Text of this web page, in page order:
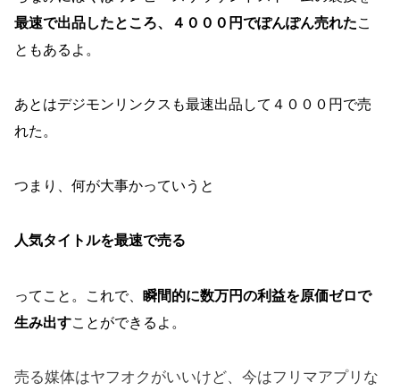
最速で出品したところ、４０００円でぽんぽん売れたこ
ともあるよ。
あとはデジモンリンクスも最速出品して４０００円で売
れた。
つまり、何が大事かっていうと
人気タイトルを最速で売る
ってこと。これで、瞬間的に数万円の利益を原価ゼロで
生み出すことができるよ。
売る媒体はヤフオクがいいけど、今はフリマアプリな